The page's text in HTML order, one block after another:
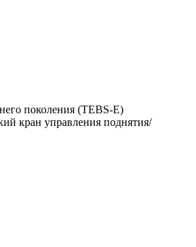
поколения (TEBS-E)
кран управления поднятия/